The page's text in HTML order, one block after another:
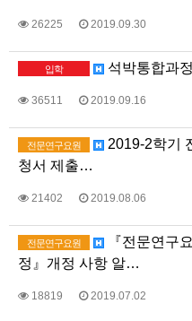
26225 2019.09.30
입학 석박통합과
36511 2019.09.16
전문연구요원
2019-2학기
청서 제출…
21402 2019.08.06
전문연구요원
『전문연구
정』개정 사항 알…
18819 2019.07.02